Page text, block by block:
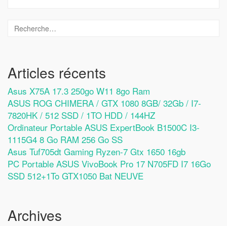
Articles récents
Asus X75A 17.3 250go W11 8go Ram
ASUS ROG CHIMERA / GTX 1080 8GB/ 32Gb / I7-
7820HK / 512 SSD / 1TO HDD / 144HZ
Ordinateur Portable ASUS ExpertBook B1500C I3-
1115G4 8 Go RAM 256 Go SS
Asus Tuf705dt Gaming Ryzen-7 Gtx 1650 16gb
PC Portable ASUS VivoBook Pro 17 N705FD I7 16Go
SSD 512+1To GTX1050 Bat NEUVE
Archives